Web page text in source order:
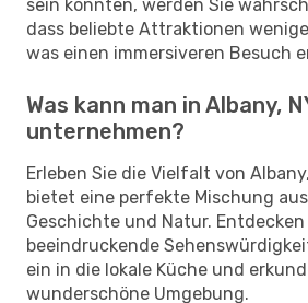
sein könnten, werden Sie
dass beliebte Attraktionen
was einen immersiveren Besuch
Was kann man in Albany,
unternehmen?
Erleben Sie die Vielfalt von
bietet eine perfekte Mischung
Geschichte und Natur. Entdecken
beeindruckende
ein in die lokale Küche und
wunderschöne Umgebung.